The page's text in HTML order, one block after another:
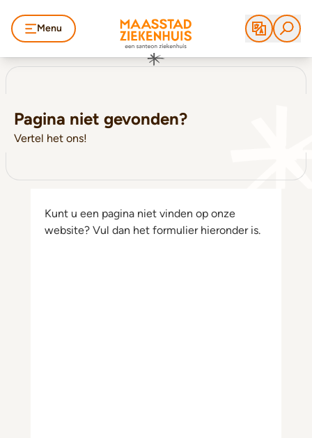
Menu
Pagina niet gevonden?
Vertel het ons!
Kunt u een pagina niet vinden op onze
website? Vul dan het formulier hieronder is.